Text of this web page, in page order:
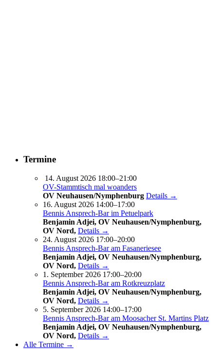
Termine
14. August 2026 18:00–21:00
OV-Stammtisch mal woanders
OV Neuhausen/Nymphenburg Details →
16. August 2026 14:00–17:00
Bennis Ansprech-Bar im Petuelpark
Benjamin Adjei, OV Neuhausen/Nymphenburg,
OV Nord, Details →
24. August 2026 17:00–20:00
Bennis Ansprech-Bar am Fasaneriesee
Benjamin Adjei, OV Neuhausen/Nymphenburg,
OV Nord, Details →
1. September 2026 17:00–20:00
Bennis Ansprech-Bar am Rotkreuzplatz
Benjamin Adjei, OV Neuhausen/Nymphenburg,
OV Nord, Details →
5. September 2026 14:00–17:00
Bennis Ansprech-Bar am Moosacher St. Martins Platz
Benjamin Adjei, OV Neuhausen/Nymphenburg,
OV Nord, Details →
Alle Termine →